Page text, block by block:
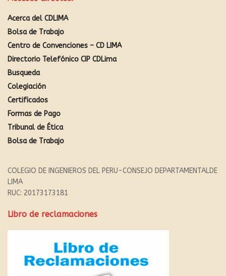
Acerca del CDLIMA
Bolsa de Trabajo
Centro de Convenciones – CD LIMA
Directorio Telefónico CIP CDLima
Busqueda
Colegiación
Certificados
Formas de Pago
Tribunal de Ética
Bolsa de Trabajo
COLEGIO DE INGENIEROS DEL PERU-CONSEJO DEPARTAMENTALDE
LIMA
RUC: 20173173181
Libro de reclamaciones